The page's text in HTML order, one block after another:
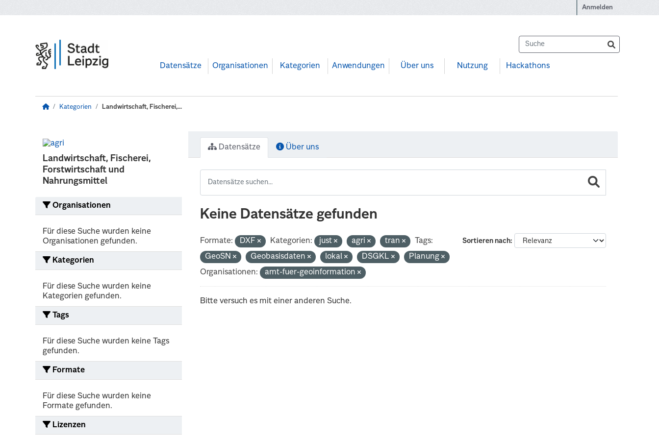
Anmelden
Datensätze Organisationen Kategorien Anwendungen Über uns Nutzung Hackathons
Kategorien Landwirtschaft, Fischerei,...
Landwirtschaft, Fischerei,
Forstwirtschaft und
Nahrungsmittel
Organisationen
Für diese Suche wurden keine
Organisationen gefunden.
Kategorien
Für diese Suche wurden keine
Kategorien gefunden.
Tags
Für diese Suche wurden keine Tags
gefunden.
Formate
Für diese Suche wurden keine
Formate gefunden.
Lizenzen
Datensätze Über uns
Keine Datensätze gefunden
Sortieren nach
Formate: DXF Kategorien: just agri tran
Tags:
GeoSN
Geobasisdaten lokal DSGKL
Planung
Organisationen:
amt-fuer-geoinformation
Bitte versuch es mit einer anderen Suche.